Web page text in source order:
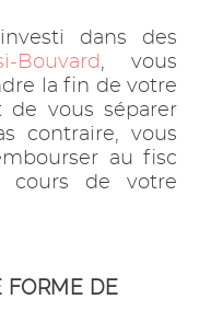
dans des
Bouvard, vous
la fin de votre
de vous séparer
contraire, vous
au fisc
cours de votre
FORME DE